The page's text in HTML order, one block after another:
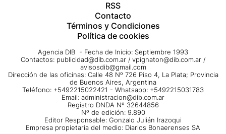
RSS
Contacto
Términos y Condiciones
Política de cookies
Agencia DIB - Fecha de Inicio: Septiembre 1993
Contactos: publicidad@dib.com.ar / vpignaton@dib.com.ar /
avisosdib@gmail.com
Dirección de las oficinas: Calle 48 Nº 726 Piso 4, La Plata; Provincia
de Buenos Aires, Argentina
Teléfono: +5492215022421 - Whatsapp: +5492215031783
Email: administracion@dib.com.ar
Registro DNDA Nº 32644856
Nº de edición: 9.890
Editor Responsable: Gonzalo Julián Irazoqui
Empresa propietaria del medio: Diarios Bonaerenses SA